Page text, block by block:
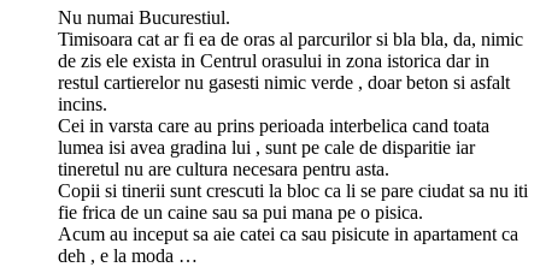
Nu numai Bucurestiul.
Timisoara cat ar fi ea de oras al parcurilor si bla bla, da, nimic
de zis ele exista in Centrul orasului in zona istorica dar in
restul cartierelor nu gasesti nimic verde , doar beton si asfalt
incins.
Cei in varsta care au prins perioada interbelica cand toata
lumea isi avea gradina lui , sunt pe cale de disparitie iar
tineretul nu are cultura necesara pentru asta.
Copii si tinerii sunt crescuti la bloc ca li se pare ciudat sa nu iti
fie frica de un caine sau sa pui mana pe o pisica.
Acum au inceput sa aie catei ca sau pisicute in apartament ca
deh , e la moda …